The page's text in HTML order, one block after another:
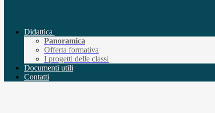
Didattica
Panoramica
Offerta formativa
I progetti delle classi
Documenti utili
Contatti